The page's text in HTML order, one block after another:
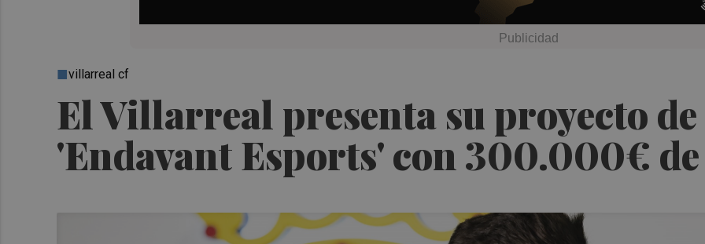
El Villarreal presenta su proyecto de
'Endavant Esports' con 300.000€
villarreal cf